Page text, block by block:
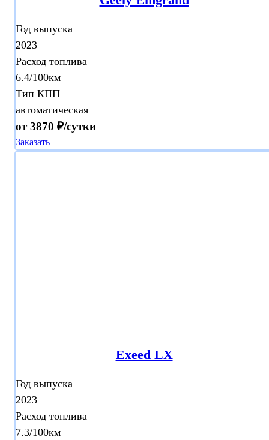
Год выпуска
2023
Расход топлива
6.4/100км
Тип КПП
автоматическая
от 3870 ₽/сутки
Заказать
Exeed LX
Год выпуска
2023
Расход топлива
7.3/100км